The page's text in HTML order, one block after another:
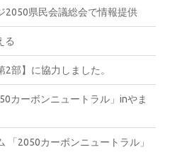
2050県民会議総会で情報提供
る
部】に協力しました。
カーボンニュートラル」inやま
「2050カーボンニュートラル」